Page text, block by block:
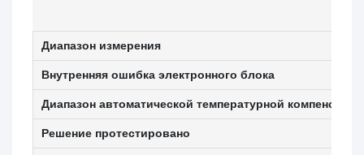
Диапазон измерения
Внутренняя ошибка электронного блока
Диапазон автоматической температурной компенсации
Решение протестировано